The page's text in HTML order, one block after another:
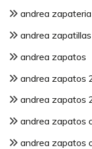
andrea zapateria
andrea
andrea zapatos
andrea zapatos
andrea zapatos
andrea zapatos
andrea zapatos